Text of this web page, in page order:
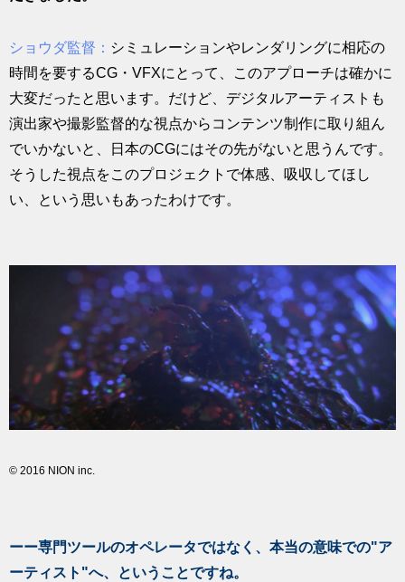
ショウダ監督： シミュレーションやレンダリングに相応の
時間を要するCG・VFXにとって、このアプローチは確かに
大変だったと思います。だけど、デジタルアーティストも
演出家や撮影監督的な視点からコンテンツ制作に取り組ん
でいかないと、日本のCGにはその先がないと思うんです。
そうした視点をこのプロジェクトで体感、吸収してほし
い、という思いもあったわけです。
© 2016 NION inc.
ーー専門ツールのオペレータではなく、本当の意味での"ア
ーティスト"へ、ということですね。